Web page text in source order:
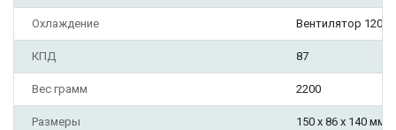
Охлаждение Вентилятор 120 x
КПД 87
Вес грамм 2200
Размеры 150 x 86 x 140 мм